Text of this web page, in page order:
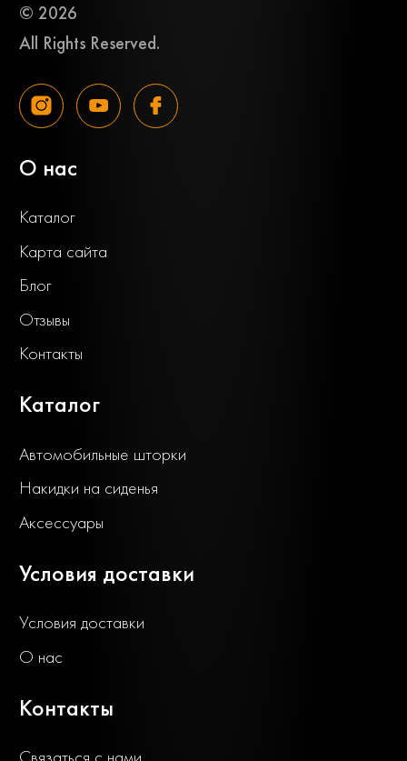
© 2026
All Rights Reserved.
О нас
Каталог
Карта сайта
Блог
Отзывы
Контакты
Каталог
Автомобильные шторки
Накидки на сиденья
Аксессуары
Условия доставки
Условия доставки
О нас
Контакты